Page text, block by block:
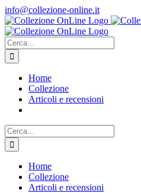
Salta
al
contenuto
info@collezione-online.it
Cerca
per:
Home
Collezione
Articoli e recensioni
Cerca
per:
Home
Collezione
Articoli e recensioni